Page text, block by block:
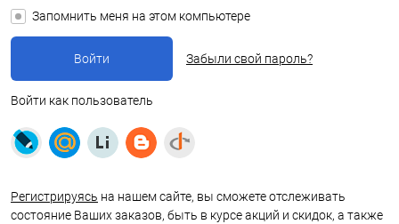
Запомнить меня на этом компьютере
Забыли свой пароль?
Войти как пользователь
Регистрируясь на нашем сайте, вы сможете отслеживать
состояние Ваших заказов, быть в курсе акций и скидок, а также